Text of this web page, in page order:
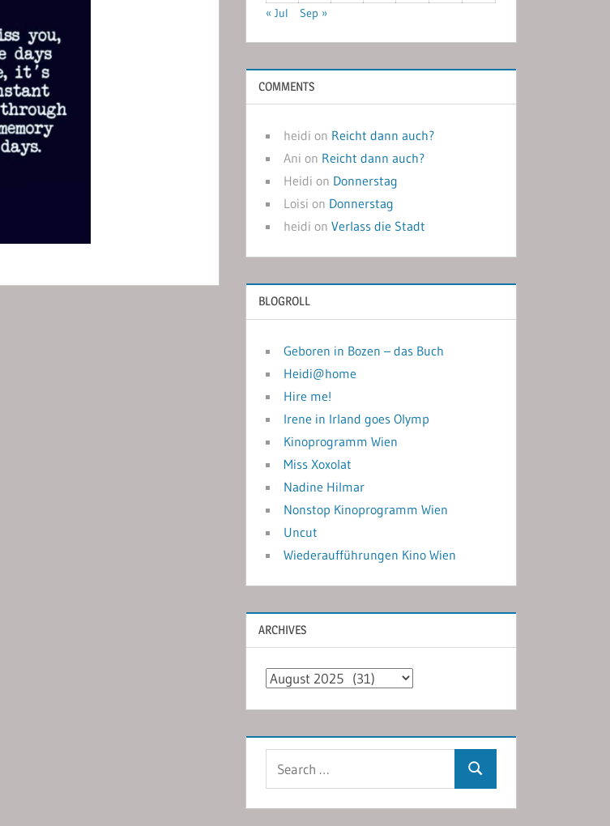
« Jul
Sep »
COMMENTS
heidi on Reicht dann auch?
Ani on Reicht dann auch?
Heidi on Donnerstag
Loisi on Donnerstag
heidi onVerlass die Stadt
BLOGROLL
Geboren in Bozen – das Buch
Heidi@home
Hire me!
Irene in Irland goes Olymp
Kinoprogramm Wien
Miss Xoxolat
Nadine Hilmar
Nonstop Kinoprogramm Wien
Uncut
Wiederaufführungen Kino Wien
ARCHIVES
Archives
Search